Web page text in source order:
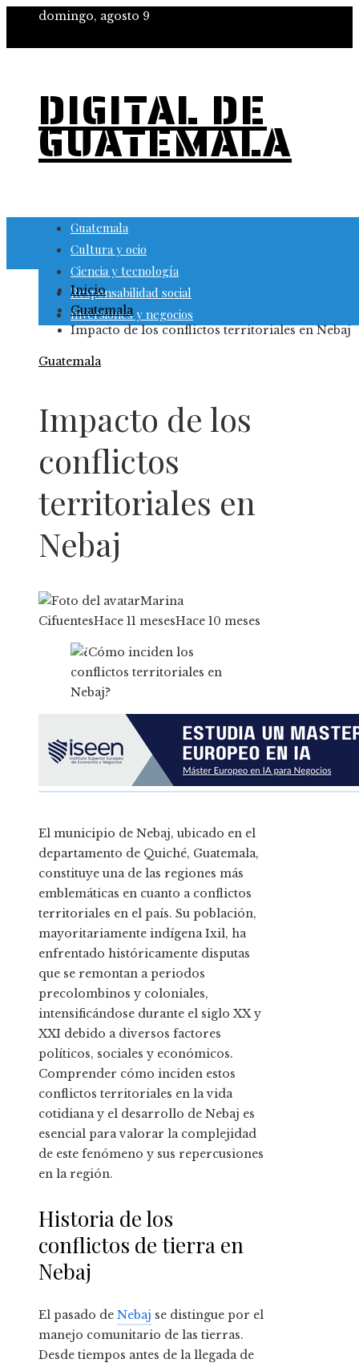
domingo, agosto 9
DIGITAL DE
GUATEMALA
Guatemala
Cultura y ocio
Ciencia y tecnología
Responsabilidad social
Inversiones y negocios
Inicio
Guatemala
Impacto de los conflictos territoriales en Nebaj
Guatemala
Impacto de los
conflictos
territoriales en
Nebaj
Marina
CifuentesHace 11 mesesHace 10 meses
El municipio de Nebaj, ubicado en el
departamento de Quiché, Guatemala,
constituye una de las regiones más
emblemáticas en cuanto a conflictos
territoriales en el país. Su población,
mayoritariamente indígena Ixil, ha
enfrentado históricamente disputas
que se remontan a periodos
precolombinos y coloniales,
intensificándose durante el siglo XX y
XXI debido a diversos factores
políticos, sociales y económicos.
Comprender cómo inciden estos
conflictos territoriales en la vida
cotidiana y el desarrollo de Nebaj es
esencial para valorar la complejidad
de este fenómeno y sus repercusiones
en la región.
Historia de los
conflictos de tierra en
Nebaj
El pasado de Nebaj se distingue por el
manejo comunitario de las tierras.
Desde tiempos antes de la llegada de